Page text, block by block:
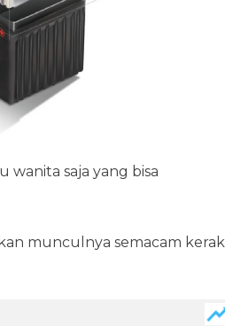
wanita saja yang bisa
munculnya semacam kerak